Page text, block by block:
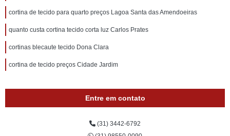
cortina de tecido para quarto preços Lagoa Santa das Amendoeiras
quanto custa cortina tecido corta luz Carlos Prates
cortinas blecaute tecido Dona Clara
cortina de tecido preços Cidade Jardim
Entre em contato
(31) 3442-6792